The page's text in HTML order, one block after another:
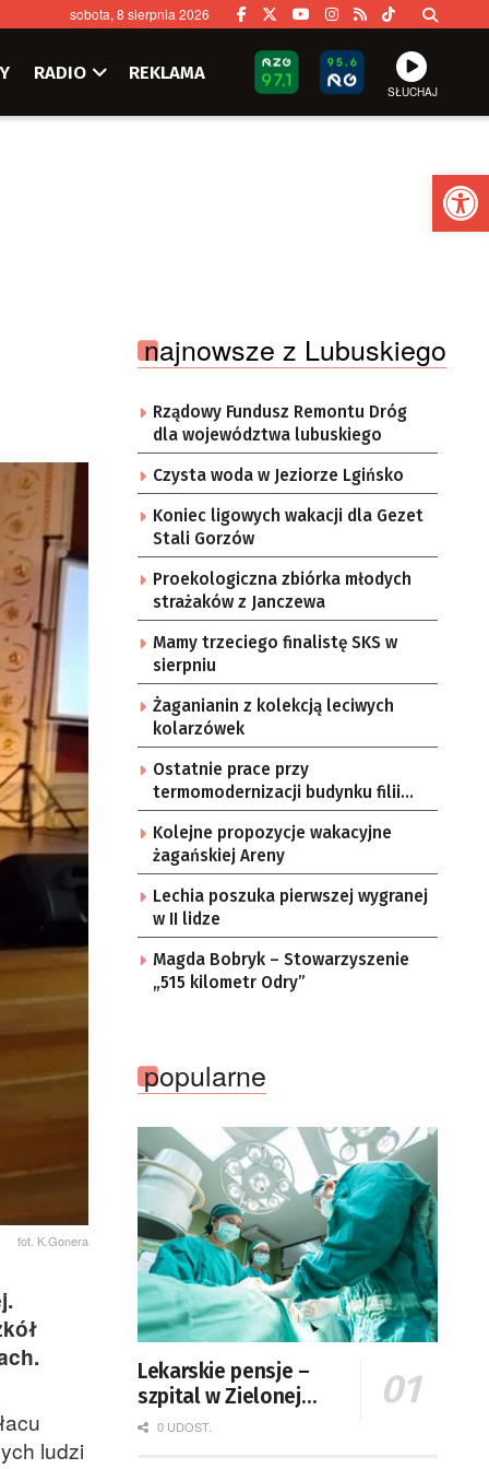
sobota, 8 sierpnia 2026
RADIO REKLAMA
SŁUCHAJ
fot. K.Gonera
ludzi
najnowsze z Lubuskiego
Rządowy Fundusz Remontu Dróg
dla województwa lubuskiego
Czysta woda w Jeziorze Lgińsko
Koniec ligowych wakacji dla Gezet
Stali Gorzów
Proekologiczna zbiórka młodych
strażaków z Janczewa
Mamy trzeciego finalistę SKS w
sierpniu
Żaganianin z kolekcją leciwych
kolarzówek
Ostatnie prace przy
termomodernizacji budynku filii
żarskiego przedszkola Bajka
Kolejne propozycje wakacyjne
żagańskiej Areny
Lechia poszuka pierwszej wygranej
w II lidze
Magda Bobryk – Stowarzyszenie
„515 kilometr Odry”
popularne
Lekarskie pensje –
szpital w Zielonej
Górze podaje dane
0 UDOST.